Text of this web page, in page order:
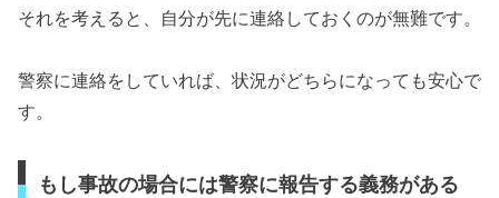
それを考えると、自分が先に連絡しておくのが無難です。
警察に連絡をしていれば、状況がどちらになっても安心で
す。
もし事故の場合には警察に報告する義務がある